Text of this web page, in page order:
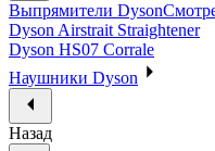
Выпрямители Dyson
Dyson Airstrait Straightener
Dyson HS07 Corrale
Наушники Dyson
Назад